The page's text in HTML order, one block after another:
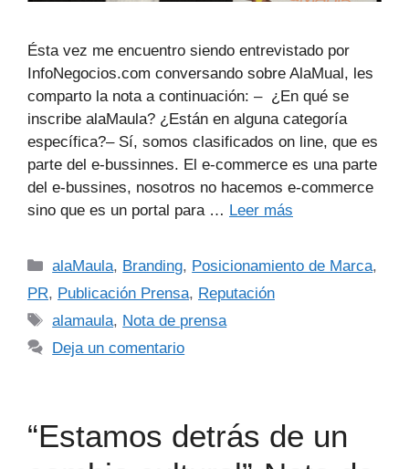
Ésta vez me encuentro siendo entrevistado por
InfoNegocios.com conversando sobre AlaMual, les
comparto la nota a continuación: – ¿En qué se
inscribe alaMaula? ¿Están en alguna categoría
específica?– Sí, somos clasificados on line, que es
parte del e-bussinnes. El e-commerce es una parte
del e-bussines, nosotros no hacemos e-commerce
sino que es un portal para … Leer más
alaMaula, Branding, Posicionamiento de Marca,
PR, Publicación Prensa, Reputación
alamaula, Nota de prensa
Deja un comentario
“Estamos detrás de un